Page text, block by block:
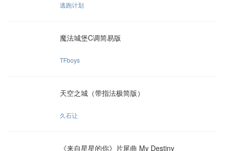
逃跑计划
魔法城堡C调简易版
TFboys
天空之城（带指法极简版）
久石让
《来自星星的你》片尾曲 My Destiny